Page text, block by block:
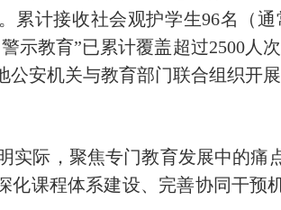
累计接收社会观护学生96名（
示教育”已累计覆盖超过2500人
公安机关与教育部门联合组织开
实际，聚焦专门教育发展中的痛
化课程体系建设、完善协同干